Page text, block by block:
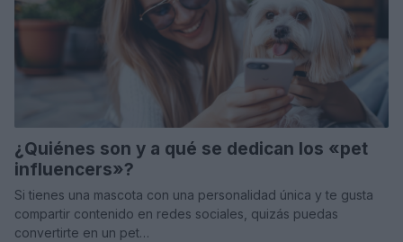
¿Quiénes son y a qué se dedican los «pet
influencers»?
Si tienes una mascota con una personalidad única y te gusta
compartir contenido en redes sociales, quizás puedas
convertirte en un pet…